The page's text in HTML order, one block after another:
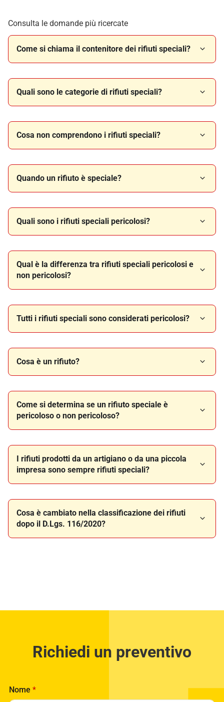
Consulta le domande più ricercate
Come si chiama il contenitore dei rifiuti speciali?
Quali sono le categorie di rifiuti speciali?
Cosa non comprendono i rifiuti speciali?
Quando un rifiuto è speciale?
Quali sono i rifiuti speciali pericolosi?
Qual è la differenza tra rifiuti speciali pericolosi e
non pericolosi?
Tutti i rifiuti speciali sono considerati pericolosi?
Cosa è un rifiuto?
Come si determina se un rifiuto speciale è
pericoloso o non pericoloso?
I rifiuti prodotti da un artigiano o da una piccola
impresa sono sempre rifiuti speciali?
Cosa è cambiato nella classificazione dei rifiuti
dopo il D.Lgs. 116/2020?
Richiedi un preventivo
Nome *